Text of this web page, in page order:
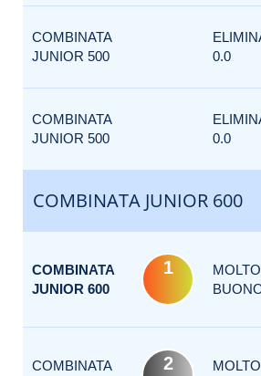
COMBINATA
JUNIOR 500
0.0
COMBINATA
JUNIOR 500
0.0
COMBINATA JUNIOR 600
COMBINATA
JUNIOR 600
1
MOLTO
COMBINATA
2
MOLTO